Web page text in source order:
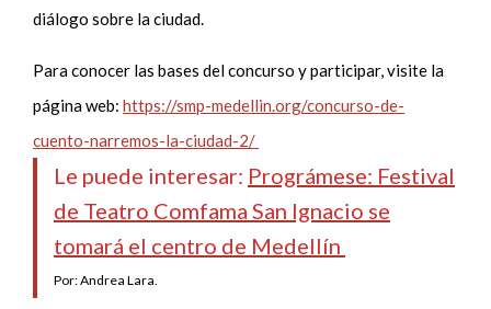
diálogo sobre la ciudad.
Para conocer las bases del concurso y participar, visite la
página web:https://smp-medellin.org/concurso-de-
cuento-narremos-la-ciudad-2/
Le puede interesar: Prográmese: Festival
de Teatro Comfama San Ignacio se
tomará el centro de Medellín
Por: Andrea Lara.